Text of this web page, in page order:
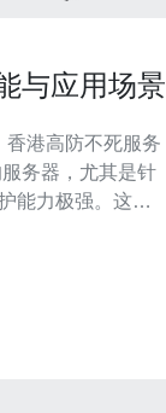
与应用场景
香港高防不死服务
务器，尤其是针
能力极强。这种
务器仍然能够正